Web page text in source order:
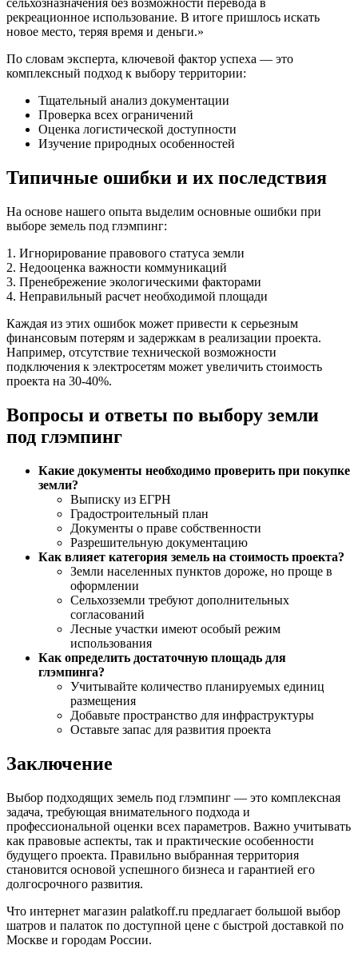
сельхозназначения без возможности перевода в
рекреационное использование. В итоге пришлось искать
новое место, теряя время и деньги.»
По словам эксперта, ключевой фактор успеха — это
комплексный подход к выбору территории:
Тщательный анализ документации
Проверка всех ограничений
Оценка логистической доступности
Изучение природных особенностей
Типичные ошибки и их последствия
На основе нашего опыта выделим основные ошибки при
выборе земель под глэмпинг:
1. Игнорирование правового статуса земли
2. Недооценка важности коммуникаций
3. Пренебрежение экологическими факторами
4. Неправильный расчет необходимой площади
Каждая из этих ошибок может привести к серьезным
финансовым потерям и задержкам в реализации проекта.
Например, отсутствие технической возможности
подключения к электросетям может увеличить стоимость
проекта на 30-40%.
Вопросы и ответы по выбору земли
под глэмпинг
Какие документы необходимо проверить при покупке
земли?
Выписку из ЕГРН
Градостроительный план
Документы о праве собственности
Разрешительную документацию
Как влияет категория земель на стоимость проекта?
Земли населенных пунктов дороже, но проще в
оформлении
Сельхозземли требуют дополнительных
согласований
Лесные участки имеют особый режим
использования
Как определить достаточную площадь для
глэмпинга?
Учитывайте количество планируемых единиц
размещения
Добавьте пространство для инфраструктуры
Оставьте запас для развития проекта
Заключение
Выбор подходящих земель под глэмпинг — это комплексная
задача, требующая внимательного подхода и
профессиональной оценки всех параметров. Важно учитывать
как правовые аспекты, так и практические особенности
будущего проекта. Правильно выбранная территория
становится основой успешного бизнеса и гарантией его
долгосрочного развития.
Что интернет магазин palatkoff.ru предлагает большой выбор
шатров и палаток по доступной цене с быстрой доставкой по
Москве и городам России.